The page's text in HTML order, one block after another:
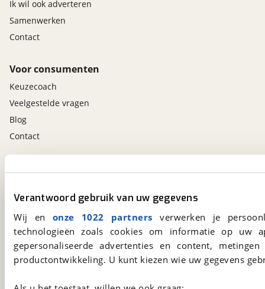
Verantwoord gebruik van uw gegevens
Wij en onze 1022 partners verwerken je
technologieën zoals cookies om informatie op
gepersonaliseerde advertenties en content,
productontwikkeling. U kunt kiezen wie uw gegevens
Ik wil ook adverteren
Samenwerken
Contact
Voor consumenten
Keuzecoach
Veelgestelde vragen
Blog
Contact
viaBOVAG.nl
Kosterijland 15
viaBOVAG.nl app
Download 'm nu.